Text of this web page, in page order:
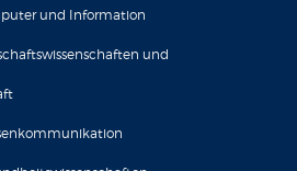
und Information
und